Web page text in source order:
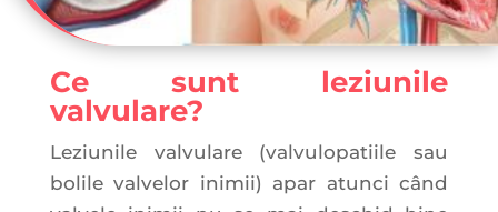
Ce sunt leziunile
valvulare?
Leziunile valvulare (valvulopatiile sau
bolile valvelor inimii) apar atunci când